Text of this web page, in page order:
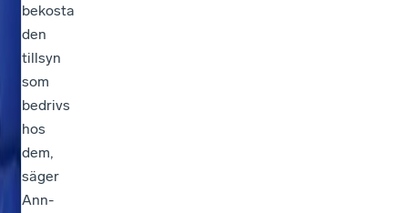
bekosta
den
tillsyn
som
bedrivs
hos
dem,
säger
Ann-